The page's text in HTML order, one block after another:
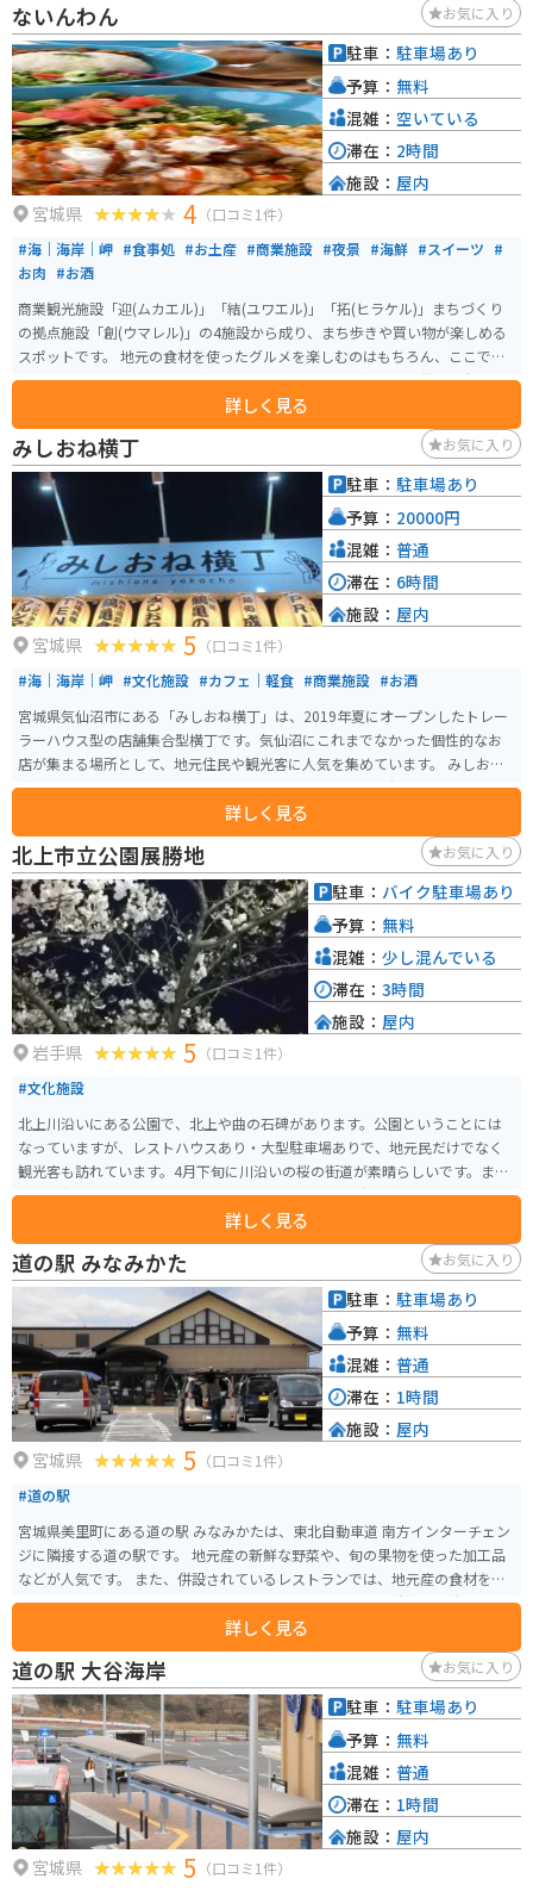
は、変化に富んだワインディングロードとして知られており、多くのライダ
ーに楽しまれています。 道の駅 三滝堂で休憩する際には、地元産の食材を使
用した料理や、登米市の特産品である「はっと汁」などを味わってみてはい
かがでしょうか。
ないんわん お気に入り
宮城県 4 （口コミ1件）
#海｜海岸｜岬 #食事処 #お土産 #商業施設 #夜景 #海鮮 #スイーツ #
お肉 #お酒
商業観光施設「迎(ムカエル)」「結(ユワエル)」「拓(ヒラケル)」まちづくり
の拠点施設「創(ウマレル)」の4施設から成り、まち歩きや買い物が楽しめる
スポットです。 地元の食材を使ったグルメを楽しむのはもちろん、ここでし
かゲットできないお土産などもあります。 施設のすぐ側では漁船の係留風景
が楽しめるので、食べ歩きがてら足を伸ばしてみては？潮風を感じながら、
間近に見る漁船は圧巻です！運が良ければ、漁師さんに会うことができるか
も。
詳しく見る
駐車： 駐車場あり
予算： 無料
混雑： 空いている
滞在： 2時間
施設： 屋内
みしおね横丁 お気に入り
宮城県 5 （口コミ1件）
#海｜海岸｜岬 #文化施設 #カフェ｜軽食 #商業施設 #お酒
宮城県気仙沼市にある「みしおね横丁」は、2019年夏にオープンしたトレー
ラーハウス型の店舗集合型横丁です。気仙沼にこれまでなかった個性的なお
店が集まる場所として、地元住民や観光客に人気を集めています。 みしおね
横丁には、バー、メキシカン料理、インドネシア料理、沖縄料理、ラーメ
ン、朝食を提供する店舗など、多様なグルメスポットが揃っています。気仙沼
魚市場の近くに位置し、漁港としての気仙沼市の魅力を感じることができる
スポットです。各店舗の営業時間や休業日は異なるため、訪問前に確認する
ことをおすすめします。
詳しく見る
駐車： 駐車場あり
予算： 20000円
混雑： 普通
滞在： 6時間
施設： 屋内
北上市立公園展勝地 お気に入り
岩手県 5 （口コミ1件）
#文化施設
北上川沿いにある公園で、北上や曲の石碑があります。公園ということには
なっていますが、レストハウスあり・大型駐車場ありで、地元民だけでなく
観光客も訪れています。4月下旬に川沿いの桜の街道が素晴らしいです。ま
た、毎朝つきたての餅をレストハウスで食べることも持ち帰ることもできま
す。くるみ餅が絶品です。一人で行っても家族や友人と行っても、十分楽しめ
る場所です。
詳しく見る
駐車： バイク駐車場あり
予算： 無料
混雑： 少し混んでいる
滞在： 3時間
施設： 屋内
道の駅 みなみかた お気に入り
宮城県 5 （口コミ1件）
#道の駅
宮城県美里町にある道の駅 みなみかたは、東北自動車道 南方インターチェン
ジに隣接する道の駅です。 地元産の新鮮な野菜や、旬の果物を使った加工品
などが人気です。 また、併設されているレストランでは、地元産の食材を使
った料理を楽しむことができます。 バイクで訪れる場合、駐車場も広々とし
ださい。
詳しく見る
駐車： 駐車場あり
予算： 無料
混雑： 普通
滞在： 1時間
施設： 屋内
道の駅 大谷海岸 お気に入り
宮城県 5 （口コミ1件）
駐車： 駐車場あり
予算： 無料
混雑： 普通
滞在： 1時間
施設： 屋内